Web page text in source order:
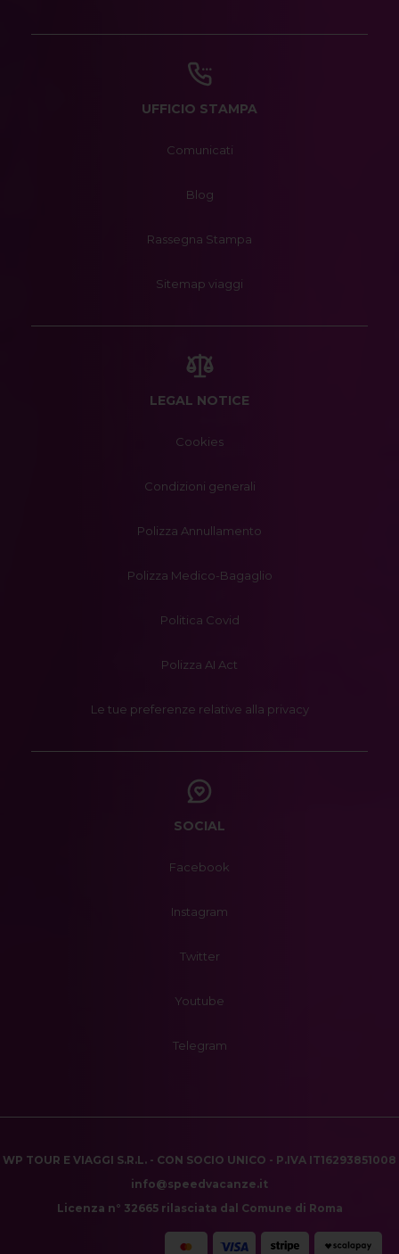
UFFICIO STAMPA
Comunicati
Blog
Rassegna Stampa
Sitemap viaggi
LEGAL NOTICE
Cookies
Condizioni generali
Polizza Annullamento
Polizza Medico-Bagaglio
Politica Covid
Polizza AI Act
Le tue preferenze relative alla privacy
SOCIAL
Facebook
Instagram
Twitter
Youtube
Telegram
WP TOUR E VIAGGI S.R.L. - CON SOCIO UNICO - P.IVA IT16293851008
info@speedvacanze.it
Licenza n° 32665 rilasciata dal Comune di Roma